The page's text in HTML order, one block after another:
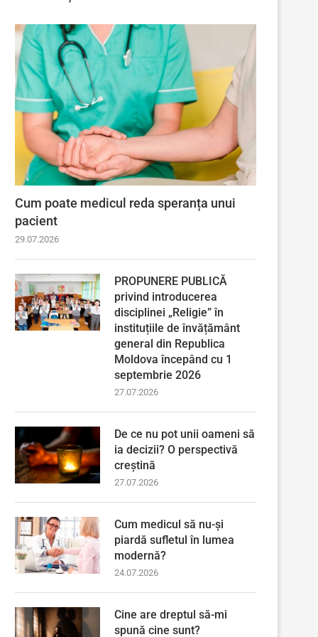
Cum poate medicul reda speranța unui
pacient
29.07.2026
PROPUNERE PUBLICĂ
privind introducerea
disciplinei „Religie” în
instituțiile de învățământ
general din Republica
Moldova începând cu 1
septembrie 2026
27.07.2026
De ce nu pot unii oameni să
ia decizii? O perspectivă
creștină
27.07.2026
Cum medicul să nu-și
piardă sufletul în lumea
modernă?
24.07.2026
Cine are dreptul să-mi
spună cine sunt?